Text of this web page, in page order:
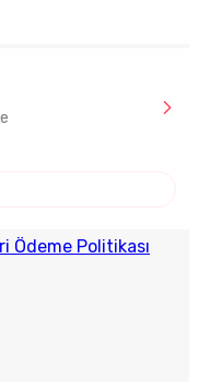
Ödeme Politikası